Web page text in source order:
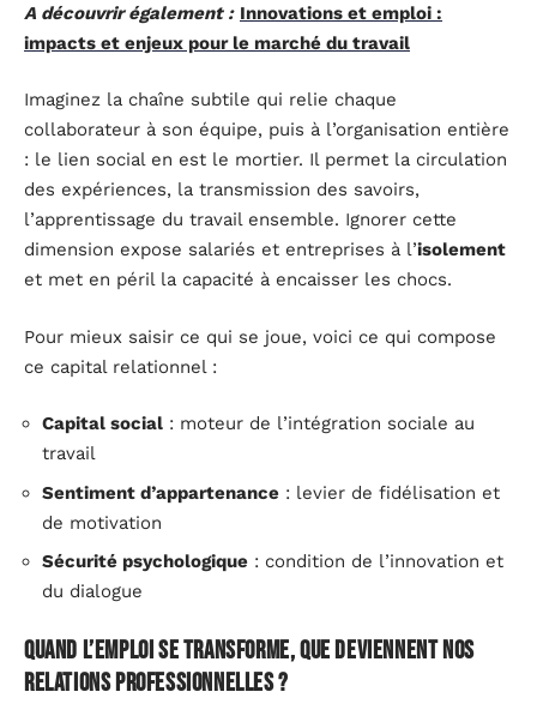
A découvrir également : Innovations et emploi :
impacts et enjeux pour le marché du travail
Imaginez la chaîne subtile qui relie chaque
collaborateur à son équipe, puis à l’organisation entière
: le lien social en est le mortier. Il permet la circulation
des expériences, la transmission des savoirs,
l’apprentissage du travail ensemble. Ignorer cette
dimension expose salariés et entreprises à l’isolement
et met en péril la capacité à encaisser les chocs.
Pour mieux saisir ce qui se joue, voici ce qui compose
ce capital relationnel :
Capital social : moteur de l’intégration sociale au
travail
Sentiment d’appartenance : levier de fidélisation et
de motivation
Sécurité psychologique : condition de l’innovation et
du dialogue
Quand l’emploi se transforme, que deviennent nos
relations professionnelles ?